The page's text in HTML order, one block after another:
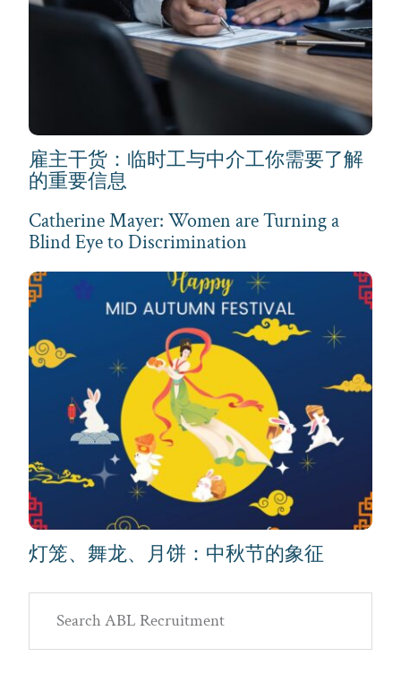
雇主干货：临时工与中介工你需要了解
的重要信息
Catherine Mayer: Women are Turning a
Blind Eye to Discrimination
灯笼、舞龙、月饼：中秋节的象征
Primary
Sidebar
ABL
Recruitment